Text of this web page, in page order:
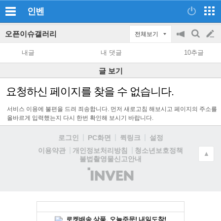
인벤
오픈이슈갤러리 전체보기
공
지
on/off
검
색
글
쓰
기
내글 내 댓글 10추글
글 보기
요청하신 페이지를 찾을 수 없습니다.
서비스 이용에 불편을 드려 죄송합니다. 먼저 새로고침 해보시고 페이지의 주소를
올바르게 입력했는지 다시 한번 확인해 보시기 바랍니다.
로그인 PC화면 퀵링크
설정
이용약관
개인정보처리방침
청소년보호정책
불법촬영물신고안내
(주)
인
▲